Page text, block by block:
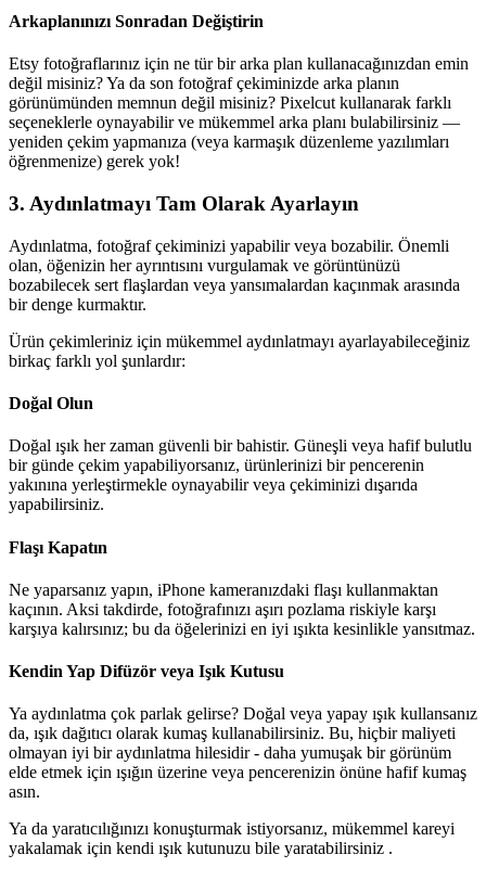
Arkaplanınızı Sonradan Değiştirin
Etsy fotoğraflarınız için ne tür bir arka plan kullanacağınızdan emin
değil misiniz? Ya da son fotoğraf çekiminizde arka planın
görünümünden memnun değil misiniz? Pixelcut kullanarak farklı
seçeneklerle oynayabilir ve mükemmel arka planı bulabilirsiniz —
yeniden çekim yapmanıza (veya karmaşık düzenleme yazılımları
öğrenmenize) gerek yok!
3. Aydınlatmayı Tam Olarak Ayarlayın
Aydınlatma, fotoğraf çekiminizi yapabilir veya bozabilir. Önemli
olan, öğenizin her ayrıntısını vurgulamak ve görüntünüzü
bozabilecek sert flaşlardan veya yansımalardan kaçınmak arasında
bir denge kurmaktır.
Ürün çekimleriniz için mükemmel aydınlatmayı ayarlayabileceğiniz
birkaç farklı yol şunlardır:
Doğal Olun
Doğal ışık her zaman güvenli bir bahistir. Güneşli veya hafif bulutlu
bir günde çekim yapabiliyorsanız, ürünlerinizi bir pencerenin
yakınına yerleştirmekle oynayabilir veya çekiminizi dışarıda
yapabilirsiniz.
Flaşı Kapatın
Ne yaparsanız yapın, iPhone kameranızdaki flaşı kullanmaktan
kaçının. Aksi takdirde, fotoğrafınızı aşırı pozlama riskiyle karşı
karşıya kalırsınız; bu da öğelerinizi en iyi ışıkta kesinlikle yansıtmaz.
Kendin Yap Difüzör veya Işık Kutusu
Ya aydınlatma çok parlak gelirse? Doğal veya yapay ışık kullansanız
da, ışık dağıtıcı olarak kumaş kullanabilirsiniz. Bu, hiçbir maliyeti
olmayan iyi bir aydınlatma hilesidir - daha yumuşak bir görünüm
elde etmek için ışığın üzerine veya pencerenizin önüne hafif kumaş
asın.
Ya da yaratıcılığınızı konuşturmak istiyorsanız, mükemmel kareyi
yakalamak için kendi ışık kutunuzu bile yaratabilirsiniz .